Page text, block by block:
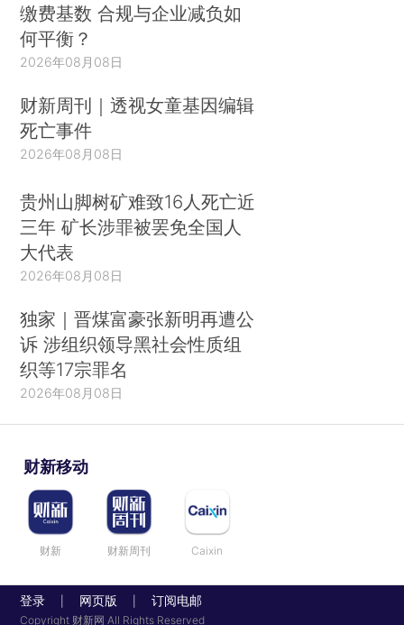
缴费基数 合规与企业减负如
何平衡？
2026年08月08日
财新周刊｜透视女童基因编辑
死亡事件
2026年08月08日
贵州山脚树矿难致16人死亡近
三年 矿长涉罪被罢免全国人
大代表
2026年08月08日
独家｜晋煤富豪张新明再遭公
诉 涉组织领导黑社会性质组
织等17宗罪名
2026年08月08日
财新移动
财新 财新周刊 Caixin
登录 网页版 订阅电邮
Copyright 财新网 All Rights Reserved